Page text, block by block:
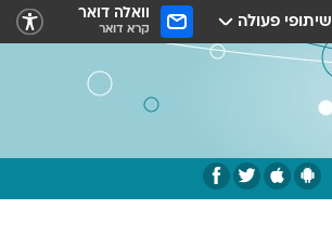
שיתופי פעולה וואלה דואר
קרא דואר